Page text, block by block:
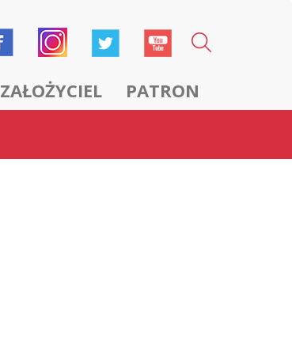
ZAŁOŻYCIEL PATRON